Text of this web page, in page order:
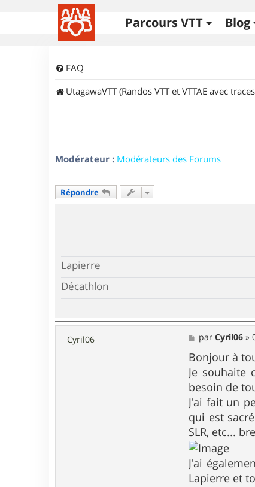
Parcours VTT Blog
FAQ
UtagawaVTT (Randos VTT et VTTAE avec
Modérateur : Modérateurs des Forums
Répondre
Lapierre
Décathlon
Cyril06
M
e
s
s
a
g
e
parCyril06 »
Bonjour à
Je souhaite
besoin de
J'ai fait un
qui est
SLR, etc...
J'ai
Lapierre et